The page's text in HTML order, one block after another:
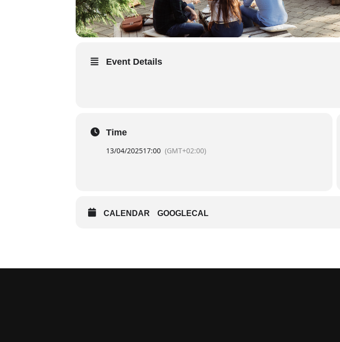
Event Details
Time
13/04/202517:00 (GMT+02:00)
CALENDAR GOOGLECAL